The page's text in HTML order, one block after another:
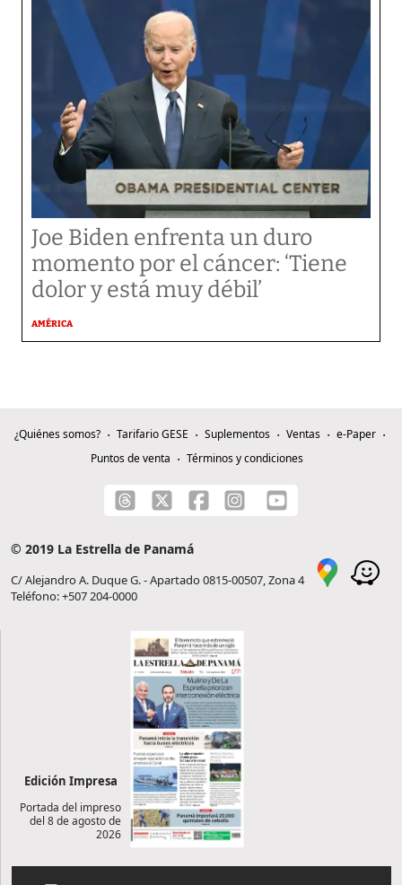
Joe Biden enfrenta un duro
momento por el cáncer: ‘Tiene
dolor y está muy débil’
AMÉRICA
¿Quiénes somos? Tarifario GESE Suplementos Ventas
e-Paper
Puntos de venta
Términos y condiciones
© 2019 La Estrella de Panamá
C/ Alejandro A. Duque G. - Apartado 0815-00507, Zona 4
Teléfono: +507 204-0000
Edición Impresa
Portada del impreso
del 8 de agosto de
2026